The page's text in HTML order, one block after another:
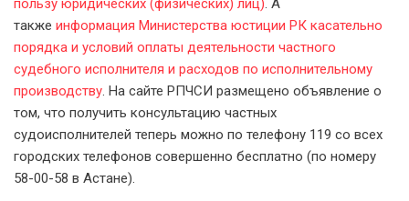
пользу юридических (физических) лиц). А
также информация Министерства юстиции РК касательно
порядка и условий оплаты деятельности частного
судебного исполнителя и расходов по исполнительному
производству. На сайте РПЧСИ размещено объявление о
том, что получить консультацию частных
судоисполнителей теперь можно по телефону 119 со всех
городских телефонов совершенно бесплатно (по номеру
58-00-58 в Астане).